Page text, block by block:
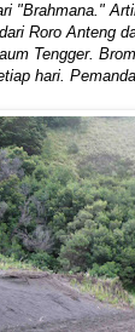
"Brahmana."
Roro Anteng
Tengger.
hari.